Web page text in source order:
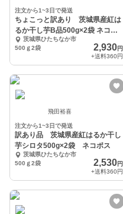
注文から1~3日で発送
ちょこっと訳あり 茨城県産紅は
るか干し芋B品500g×2袋 ネコポ
ス 茨城県ひたちなか市
500ｇ2袋
2,930円
+送料360円
飛田裕喜
注文から1~3日で発送
訳あり品 茨城県産紅はるか干し
芋シロタ500g×2袋 ネコポス
茨城県ひたちなか市
500ｇ2袋
2,530円
+送料360円